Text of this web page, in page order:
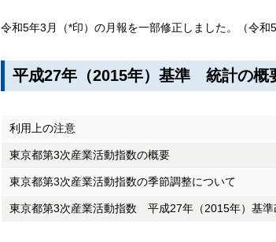
令和5年3月（*印）の月報を一部修正しました。（令和5
平成27年（2015年）基準 統計の概
利用上の注意
東京都第3次産業活動指数の概要
東京都第3次産業活動指数の季節調整について
東京都第3次産業活動指数 平成27年（2015年）基準